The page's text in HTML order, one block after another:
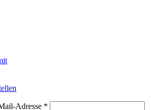
Adresse *